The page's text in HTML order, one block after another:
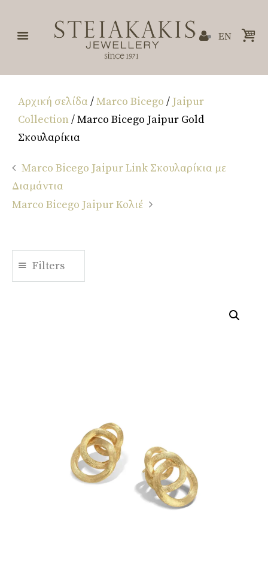
EN
Αρχική σελίδα /Marco Bicego / Jaipur
Collection/ Marco Bicego Jaipur Gold
Σκουλαρίκια
Marco Bicego Jaipur Link Σκουλαρίκια με
Διαμάντια
Marco Bicego Jaipur Κολιέ
Filters